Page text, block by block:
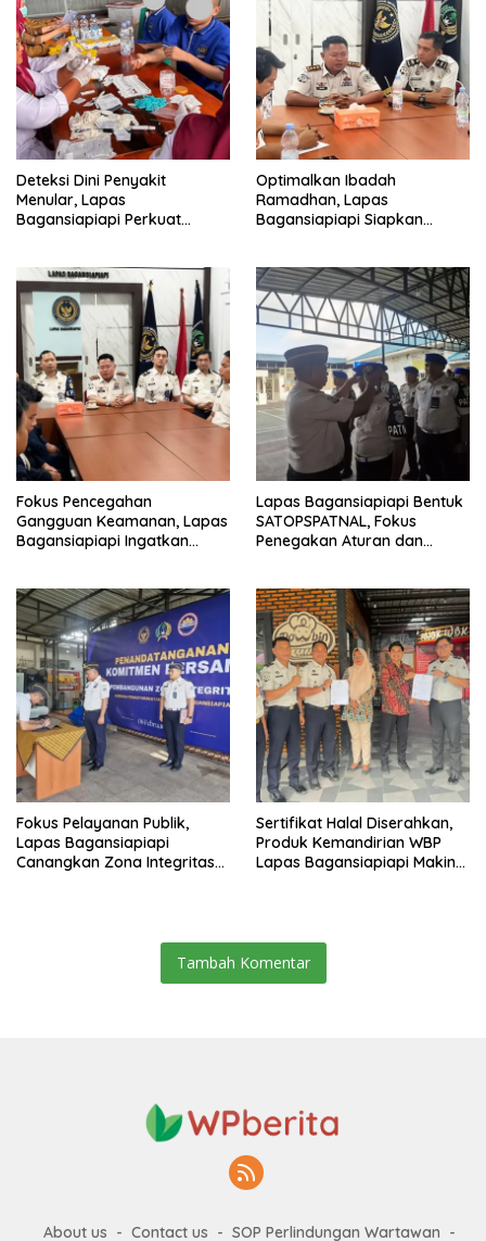
Deteksi Dini Penyakit
Menular, Lapas
Bagansiapiapi Perkuat
Optimalkan Ibadah
Ramadhan, Lapas
Bagansiapiapi Siapkan
Fokus Pencegahan
Gangguan Keamanan, Lapas
Bagansiapiapi Ingatkan
Lapas Bagansiapiapi Bentuk
SATOPSPATNAL, Fokus
Penegakan Aturan dan
Fokus Pelayanan Publik,
Lapas Bagansiapiapi
Canangkan Zona Integritas
Sertifikat Halal Diserahkan,
Produk Kemandirian WBP
Lapas Bagansiapiapi Makin
Tambah Komentar
About us Contact us SOP Perlindungan Wartawan